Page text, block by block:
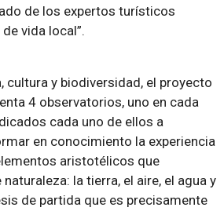
de los expertos turísticos
vida local”.
cultura y biodiversidad, el proyecto
4 observatorios, uno en cada
cada uno de ellos a
en conocimiento la experiencia
aristotélicos que
la tierra, el aire, el agua y
de partida que es precisamente